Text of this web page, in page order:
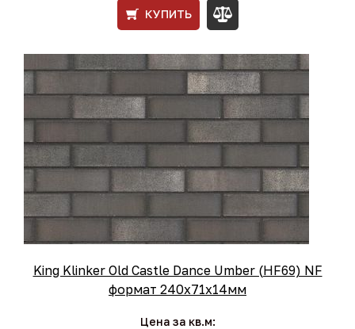
КУПИТЬ
King Klinker Old Castle Dance Umber (HF69) NF
формат 240x71x14мм
Цена за кв.м: